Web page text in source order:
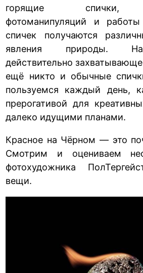
горящие спички,
фотоманипуляций и
спичек получаются
явления природы.
действительно
ещё никто и обычные
пользуемся каждый день,
прерогативой для
далеко идущими планами.
Красное на Чёрном — это
Смотрим и оцениваем
фотохудожника
вещи.